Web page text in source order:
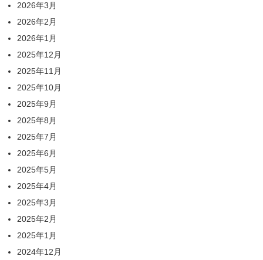
2026年3月
2026年2月
2026年1月
2025年12月
2025年11月
2025年10月
2025年9月
2025年8月
2025年7月
2025年6月
2025年5月
2025年4月
2025年3月
2025年2月
2025年1月
2024年12月